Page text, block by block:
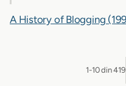
A History of Blogging
1-10 din 419